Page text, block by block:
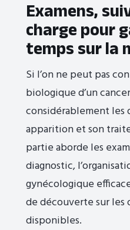
Examens,
charge pour
temps sur la
Si l’on ne peut pas
biologique d’un
considérablement les
apparition et son
partie aborde les
diagnostic,
gynécologique
de découverte sur
disponibles.